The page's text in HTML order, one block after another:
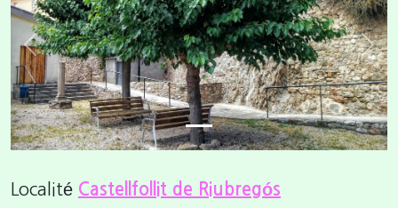
Previous Next
Localité Castellfollit de Riubregós